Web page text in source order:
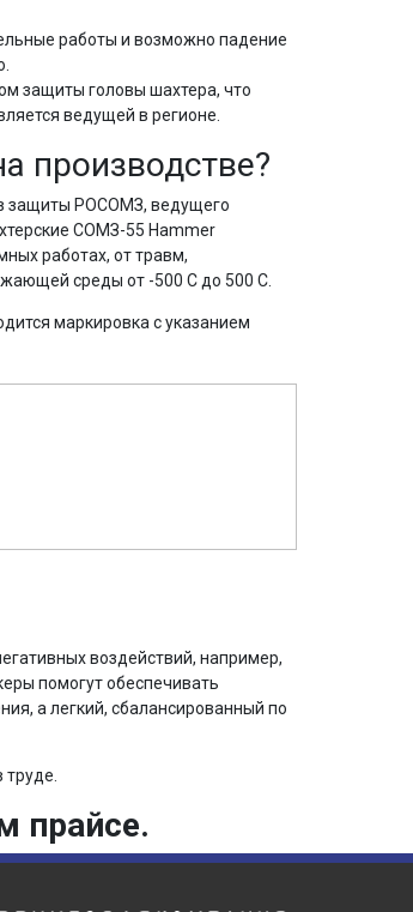
работы и возможно падение
защиты головы шахтера, что
ведущей в регионе.
производстве?
защиты РОСОМЗ, ведущего
СОМЗ-55 Hammer
работах, от травм,
среды от -500 С до 500 С.
маркировка с указанием
воздействий, например,
помогут обеспечивать
а легкий, сбалансированный по
прайсе.